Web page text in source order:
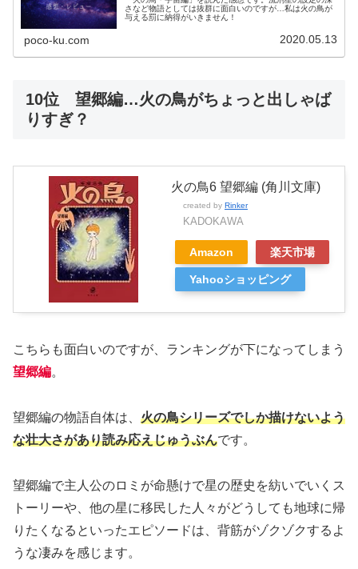
さなど物語としては抜群に面白いのですが…私は火の鳥が
与える罰に納得がいきません！
poco-ku.com 2020.05.13
10位 望郷編…火の鳥がちょっと出しゃば
りすぎ？
火の鳥6 望郷編 (角川文庫)
created by Rinker
KADOKAWA
Amazon 楽天市場
Yahooショッピング
こちらも面白いのですが、ランキングが下になってしまう
望郷編。
望郷編の物語自体は、 火の鳥シリーズでしか描けないよう
な壮大さがあり読み応えじゅうぶんです。
望郷編で主人公のロミが命懸けで星の歴史を紡いでいくス
トーリーや、他の星に移民した人々がどうしても地球に帰
りたくなるといったエピソードは、背筋がゾクゾクするよ
うな凄みを感じます。